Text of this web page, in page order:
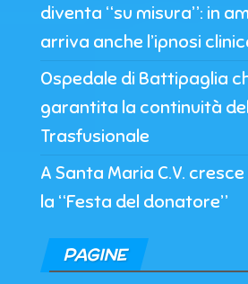
diventa “su misura”: in
arriva anche l’ipnosi
Ospedale di Battipaglia
garantita la continuità
Trasfusionale
A Santa Maria C.V.
la “Festa del donatore”
PAGINE